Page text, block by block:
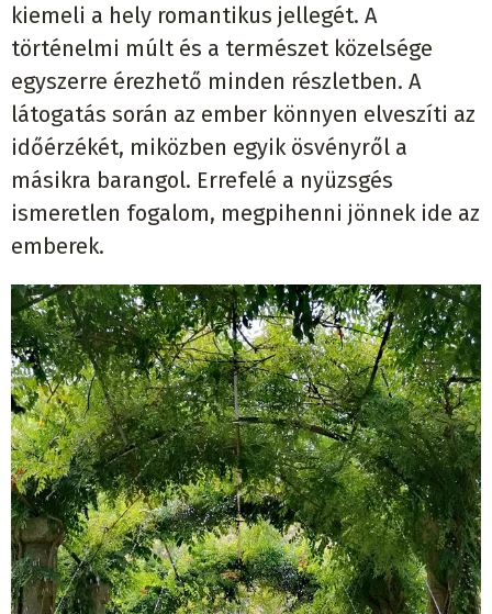
kiemeli a hely romantikus jellegét. A
történelmi múlt és a természet közelsége
egyszerre érezhető minden részletben. A
látogatás során az ember könnyen elveszíti az
időérzékét, miközben egyik ösvényről a
másikra barangol. Errefelé a nyüzsgés
ismeretlen fogalom, megpihenni jönnek ide az
emberek.